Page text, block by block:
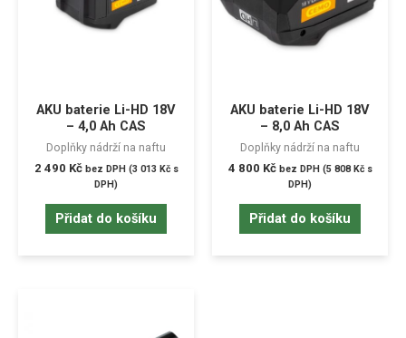
AKU baterie Li-HD 18V
– 4,0 Ah CAS
Doplňky nádrží na naftu
2 490 Kč bez DPH (3 013 Kčs
DPH)
Přidat do košíku
AKU baterie Li-HD 18V
– 8,0 Ah CAS
Doplňky nádrží na naftu
4 800 Kč bez DPH (5 808 Kčs
DPH)
Přidat do košíku